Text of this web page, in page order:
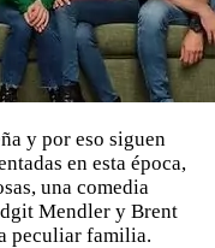
y por eso siguen
en esta época,
una comedia
Mendler y Brent
peculiar familia.